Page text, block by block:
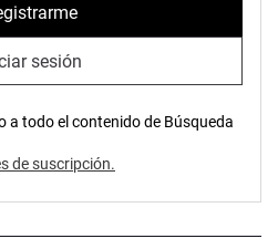
sesión
a todo el contenido de Búsqueda
de suscripción.